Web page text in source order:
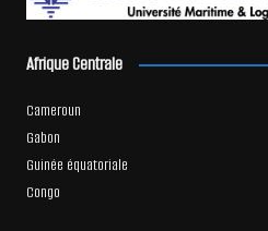
Afrique Centrale
Cameroun
Gabon
Guinée équatoriale
Congo